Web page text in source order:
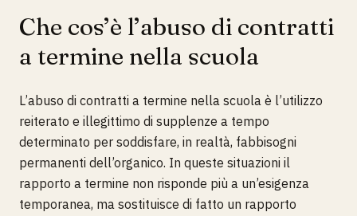
Che cos’è l’abuso di contratti
a termine nella scuola
L’abuso di contratti a termine nella scuola è l’utilizzo
reiterato e illegittimo di supplenze a tempo
determinato per soddisfare, in realtà, fabbisogni
permanenti dell’organico. In queste situazioni il
rapporto a termine non risponde più a un’esigenza
temporanea, ma sostituisce di fatto un rapporto